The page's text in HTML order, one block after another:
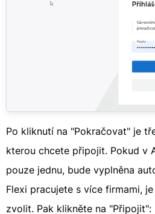
Po kliknutí na "Pokračovat" je
kterou chcete připojit. Pokud v
pouze jednu, bude vyplněna
Flexi pracujete s více firmami,
zvolit. Pak klikněte na "Připojit":